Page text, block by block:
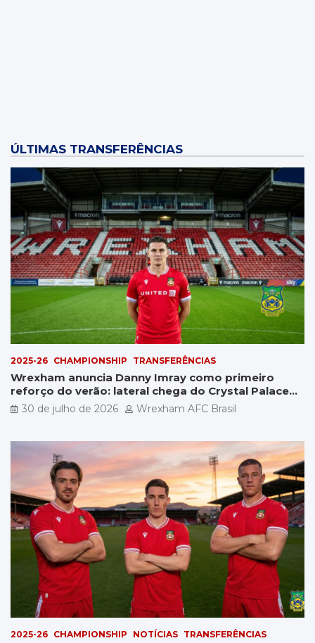
ÚLTIMAS TRANSFERÊNCIAS
2025-26 CHAMPIONSHIP TRANSFERÊNCIAS
Wrexham anuncia Danny Imray como primeiro
reforço do verão: lateral chega do Crystal Palace
por £5 milhões
30 de julho de 2026 Wrexham AFC Brasil
2025-26 CHAMPIONSHIP NOTÍCIAS TRANSFERÊNCIAS